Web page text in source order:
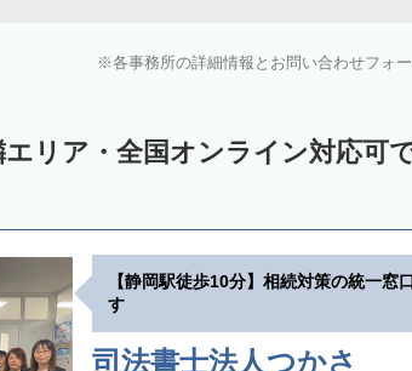
各事務所の詳細情報とお問い合わせフォ
リア・全国オンライン対応可
【静岡駅徒歩10分】相続対策の統一窓
す
司法書士法人つかさ